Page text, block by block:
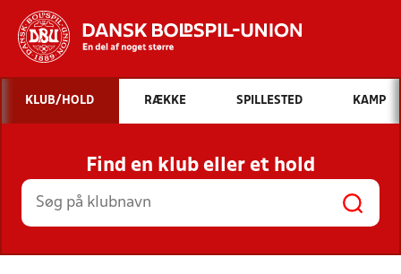
Hvad vil du søge efter?
INDHOLD OG NYHEDER
STILLINGER, RESULTATER, KLUBBER OG
HOLD
KLUB/HOLD RÆKKE SPILLESTED KAMP
Find en klub eller et hold